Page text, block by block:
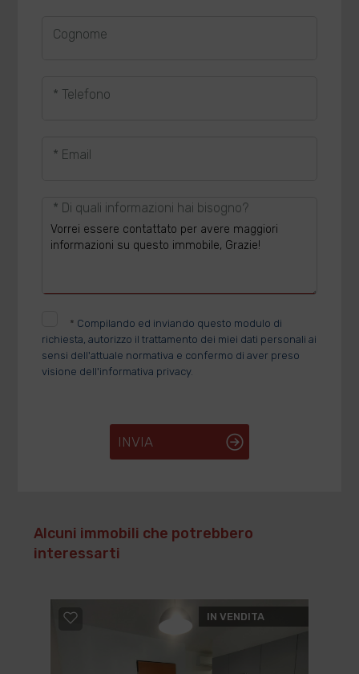
Cognome
* Telefono
* Email
* Di quali informazioni hai bisogno?
* Compilando ed inviando questo modulo di
richiesta, autorizzo il trattamento dei miei dati personali ai
sensi dell'attuale normativa e confermo di aver preso
visione dell'informativa privacy.
INVIA
Alcuni immobili che potrebbero
interessarti
IN VENDITA